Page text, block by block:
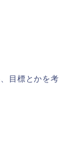
目標とかを考